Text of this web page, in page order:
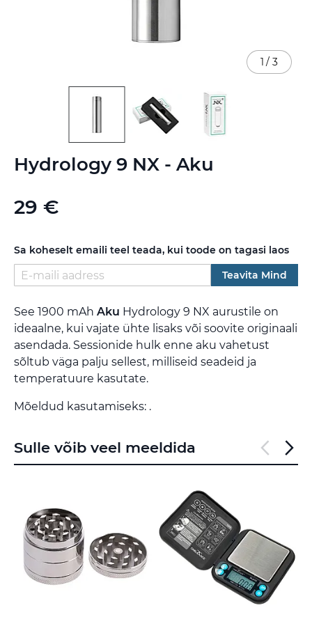
Hydrology 9 NX - Aku
29 €
Sa koheselt emaili teel teada, kui toode on tagasi laos
Teavita Mind
See 1900 mAh Aku Hydrology 9 NX aurustile on
ideaalne, kui vajate ühte lisaks või soovite originaali
asendada. Sessionide hulk enne aku vahetust
sõltub väga palju sellest, milliseid seadeid ja
temperatuure kasutate.
Mõeldud kasutamiseks: .
1 / 3
to
the
of
gallery
Sulle võib veel meeldida